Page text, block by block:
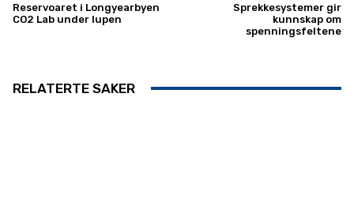
Reservoaret i Longyearbyen
CO2 Lab under lupen
Sprekkesystemer gir
kunnskap om
spenningsfeltene
RELATERTE SAKER